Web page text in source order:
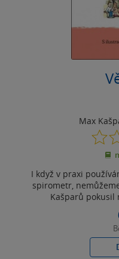
Max
I když v praxi
spirometr,
Kašparů pokusil